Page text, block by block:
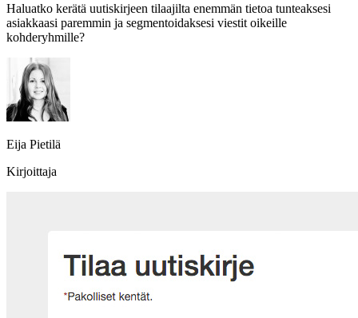
Haluatko kerätä uutiskirjeen tilaajilta enemmän tietoa tunteaksesi
asiakkaasi paremmin ja segmentoidaksesi viestit oikeille
kohderyhmille?
Eija Pietilä
Kirjoittaja